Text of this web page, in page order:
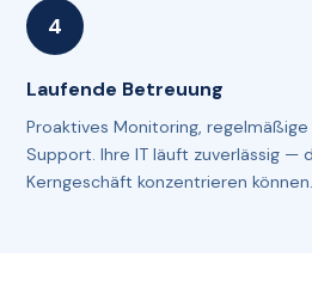
Laufende Betreuung
Proaktives Monitoring,
Support. Ihre IT läuft zuverlässig —
Kerngeschäft konzentrieren können.